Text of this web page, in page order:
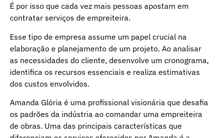
É por isso que cada vez mais pessoas apostam em
contratar serviços de empreiteira.
Esse tipo de empresa assume um papel crucial na
elaboração e planejamento de um projeto. Ao analisar
as necessidades do cliente, desenvolve um cronograma,
identifica os recursos essenciais e realiza estimativas
dos custos envolvidos.
Amanda Glória é uma profissional visionária que desafia
os padrões da indústria ao comandar uma empreiteira
de obras. Uma das principais características que